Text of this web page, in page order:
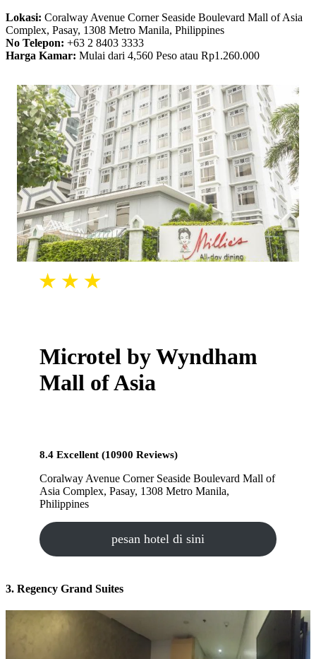
Lokasi: Coralway Avenue Corner Seaside Boulevard Mall of Asia
Complex, Pasay, 1308 Metro Manila, Philippines
No Telepon: +63 2 8403 3333
Harga Kamar: Mulai dari 4,560 Peso atau Rp1.260.000
Microtel by Wyndham
Mall of Asia
8.4 Excellent (10900 Reviews)
Coralway Avenue Corner Seaside Boulevard Mall of
Asia Complex, Pasay, 1308 Metro Manila,
Philippines
pesan hotel di sini
3. Regency Grand Suites